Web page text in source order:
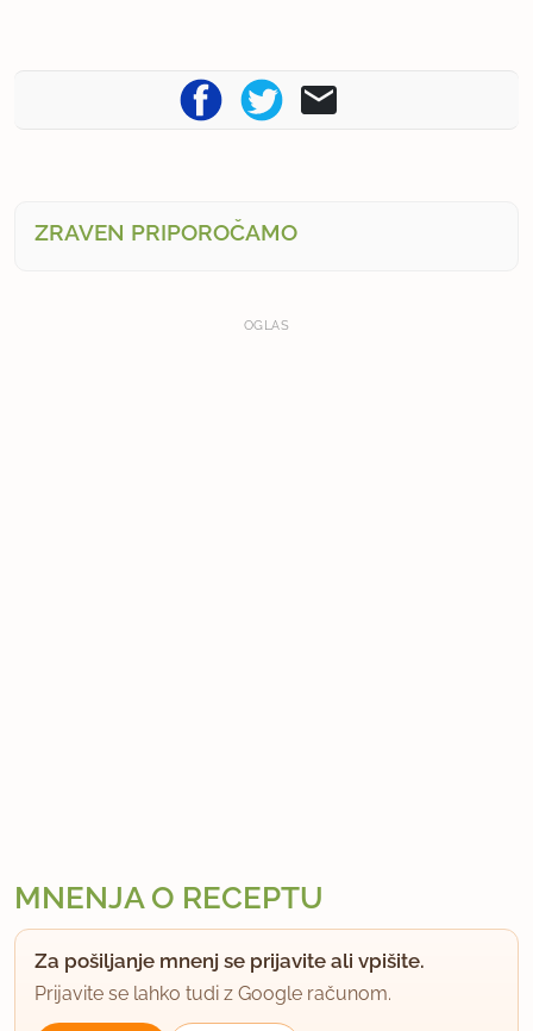
ZRAVEN PRIPOROČAMO
OGLAS
MNENJA O RECEPTU
Za pošiljanje mnenj se prijavite ali vpišite.
Prijavite se lahko tudi z Google računom.